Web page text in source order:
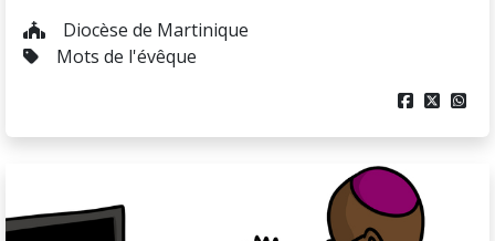
Diocèse de Martinique
Mots de l'évêque
  